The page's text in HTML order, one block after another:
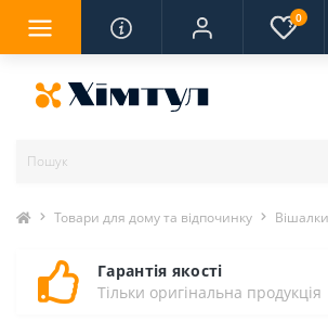
0
Товари для дому та відпочинку Вішалки
Гарантія якості
Тільки оригінальна продукція